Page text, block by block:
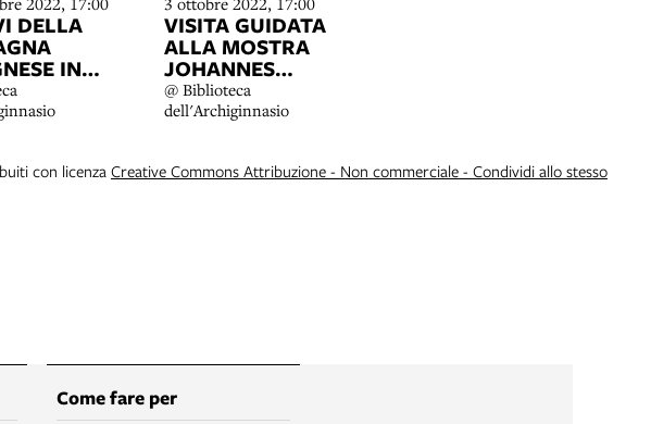
DELLA
IN
VISITA GUIDATA
ALLA MOSTRA
JOHANNES
BERBLOCKUS
ANGLUS E LE PIEVI
CINQUECENTO
@ Biblioteca
dell'Archiginnasio
con licenza Creative Commons Attribuzione - Non commerciale - Condividi allo stesso
Come fare per